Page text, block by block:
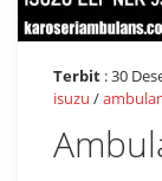
Terbit : 30
isuzu /